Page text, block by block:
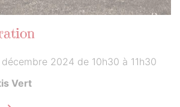
2024 de 10h30 à 11h30
Vert